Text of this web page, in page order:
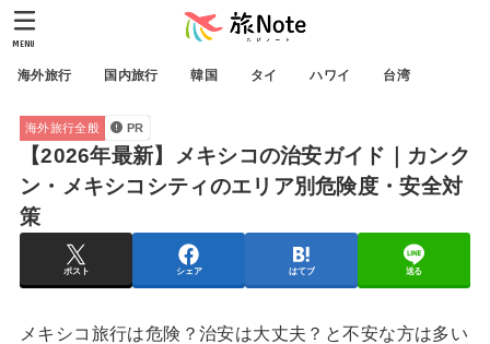
海外旅行 国内旅行 韓国 タイ ハワイ 台湾
MENU
海外旅行全般 PR
【2026年最新】メキシコの治安ガイド｜カンク
ン・メキシコシティのエリア別危険度・安全対
策
ポスト シェア はてブ 送る
メキシコ旅行は危険？治安は大丈夫？と不安な方は多い